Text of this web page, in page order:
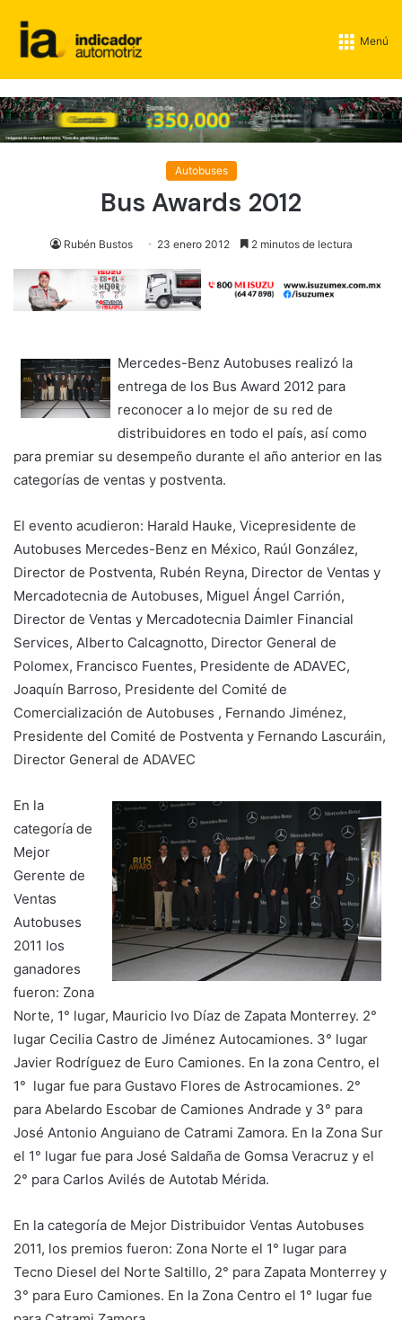
Menú
Autobuses
Bus Awards 2012
Rubén Bustos 23 enero 2012 2 minutos de lectura
Mercedes-Benz Autobuses realizó la
entrega de los Bus Award 2012 para
reconocer a lo mejor de su red de
distribuidores en todo el país, así como
para premiar su desempeño durante el año anterior en las
categorías de ventas y postventa.
El evento acudieron: Harald Hauke, Vicepresidente de
Autobuses Mercedes-Benz en México, Raúl González,
Director de Postventa, Rubén Reyna, Director de Ventas y
Mercadotecnia de Autobuses, Miguel Ángel Carrión,
Director de Ventas y Mercadotecnia Daimler Financial
Services, Alberto Calcagnotto, Director General de
Polomex, Francisco Fuentes, Presidente de ADAVEC,
Joaquín Barroso, Presidente del Comité de
Comercialización de Autobuses , Fernando Jiménez,
Presidente del Comité de Postventa y Fernando Lascuráin,
Director General de ADAVEC
En la
categoría de
Mejor
Gerente de
Ventas
Autobuses
2011 los
ganadores
fueron: Zona
Norte, 1° lugar, Mauricio Ivo Díaz de Zapata Monterrey. 2°
lugar Cecilia Castro de Jiménez Autocamiones. 3° lugar
Javier Rodríguez de Euro Camiones. En la zona Centro, el
1° lugar fue para Gustavo Flores de Astrocamiones. 2°
para Abelardo Escobar de Camiones Andrade y 3° para
José Antonio Anguiano de Catrami Zamora. En la Zona Sur
el 1° lugar fue para José Saldaña de Gomsa Veracruz y el
2° para Carlos Avilés de Autotab Mérida.
En la categoría de Mejor Distribuidor Ventas Autobuses
2011, los premios fueron: Zona Norte el 1° lugar para
Tecno Diesel del Norte Saltillo, 2° para Zapata Monterrey y
3° para Euro Camiones. En la Zona Centro el 1° lugar fue